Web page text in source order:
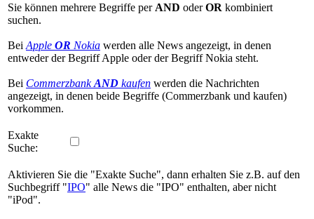
Sie können mehrere Begriffe per AND oderOR kombiniert
suchen.
Bei Apple OR Nokia werden alle News angezeigt, in denen
entweder der Begriff Apple oder der Begriff Nokia steht.
Bei CommerzbankAND kaufen werden die Nachrichten
angezeigt, in denen beide Begriffe (Commerzbank und kaufen)
vorkommen.
Exakte
Suche:
Aktivieren Sie die "Exakte Suche", dann erhalten Sie z.B. auf den
Suchbegriff "IPO" alle News die "IPO" enthalten, aber nicht
"iPod".